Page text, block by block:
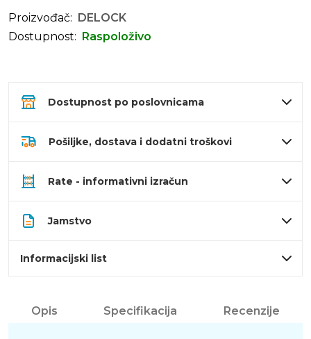
Proizvođač:
DELOCK
Dostupnost:
Raspoloživo
Dostupnost po poslovnicama
Pošiljke, dostava i dodatni troškovi
Rate - informativni izračun
Jamstvo
Informacijski list
Opis Specifikacija Recenzije